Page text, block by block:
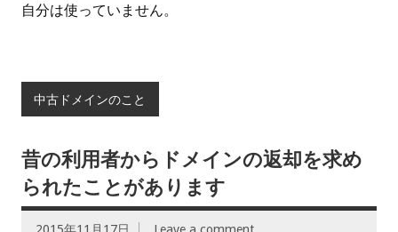
自分は使っていません。
中古ドメインのこと
昔の利用者からドメインの返却を求め
られたことがあります